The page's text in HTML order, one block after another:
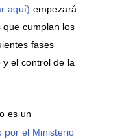
aquí) empezará
que cumplan los
fases
el control de la
es un
por el Ministerio